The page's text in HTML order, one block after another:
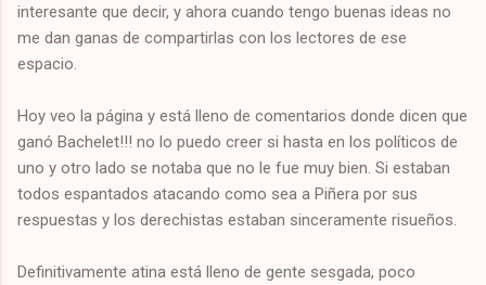
interesante que decir, y ahora cuando tengo buenas ideas no
me dan ganas de compartirlas con los lectores de ese
espacio.
Hoy veo la página y está lleno de comentarios donde dicen que
ganó Bachelet!!! no lo puedo creer si hasta en los políticos de
uno y otro lado se notaba que no le fue muy bien. Si estaban
todos espantados atacando como sea a Piñera por sus
respuestas y los derechistas estaban sinceramente risueños.
Definitivamente atina está lleno de gente sesgada, poco